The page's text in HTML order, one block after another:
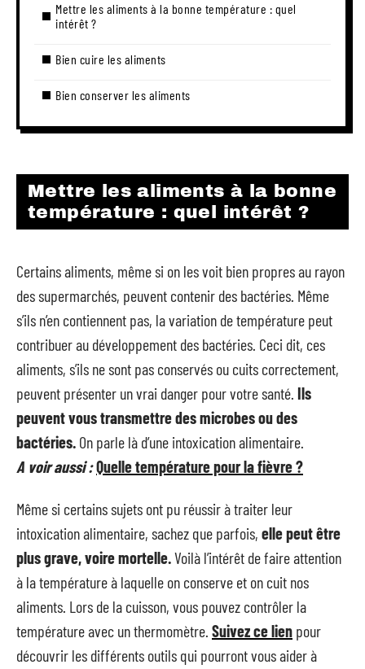
Mettre les aliments à la bonne température : quel
intérêt ?
Bien cuire les aliments
Bien conserver les aliments
Mettre les aliments à la bonne
température : quel intérêt ?
Certains aliments, même si on les voit bien propres au rayon
des supermarchés, peuvent contenir des bactéries. Même
s’ils n’en contiennent pas, la variation de température peut
contribuer au développement des bactéries. Ceci dit, ces
aliments, s’ils ne sont pas conservés ou cuits correctement,
peuvent présenter un vrai danger pour votre santé. Ils
peuvent vous transmettre des microbes ou des
bactéries. On parle là d’une intoxication alimentaire.
A voir aussi :Quelle température pour la fièvre ?
Même si certains sujets ont pu réussir à traiter leur
intoxication alimentaire, sachez que parfois, elle peut être
plus grave, voire mortelle.Voilà l’intérêt de faire attention
à la température à laquelle on conserve et on cuit nos
aliments. Lors de la cuisson, vous pouvez contrôler la
température avec un thermomètre. Suivez ce lien pour
découvrir les différents outils qui pourront vous aider à